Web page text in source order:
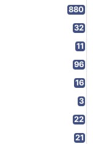
880
32
11
96
16
3
22
21